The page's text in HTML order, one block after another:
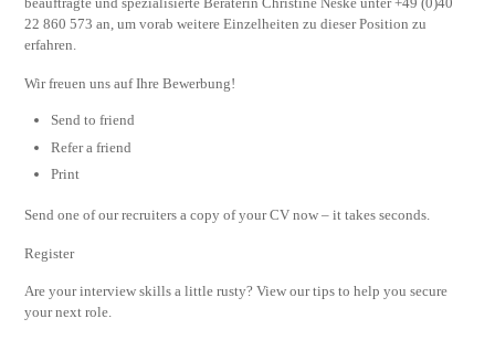
22 860 573 an, um vorab weitere Einzelheiten zu dieser Position zu
erfahren.
Wir freuen uns auf Ihre Bewerbung!
Send to friend
Refer a friend
Print
Send one of our recruiters a copy of your CV now – it takes seconds.
Register
Are your interview skills a little rusty? View our tips to help you secure
your next role.